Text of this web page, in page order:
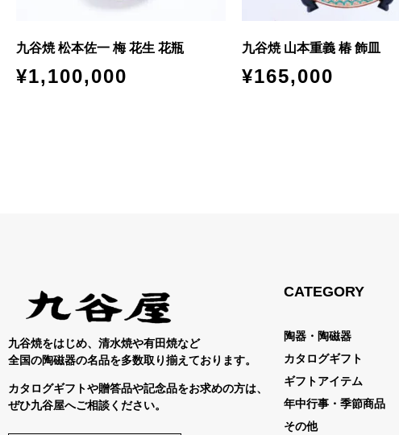
九谷焼 松本佐一 梅 花生 花瓶
¥1,100,000
九谷焼 山本重義 椿 飾皿
¥165,000
九谷焼をはじめ、清水焼や有田焼など
全国の陶磁器の名品を多数取り揃えております。
カタログギフトや贈答品や記念品をお求めの方は、
ぜひ九谷屋へご相談ください。
CATEGORY
陶器・陶磁器
カタログギフト
ギフトアイテム
年中行事・季節商品
その他